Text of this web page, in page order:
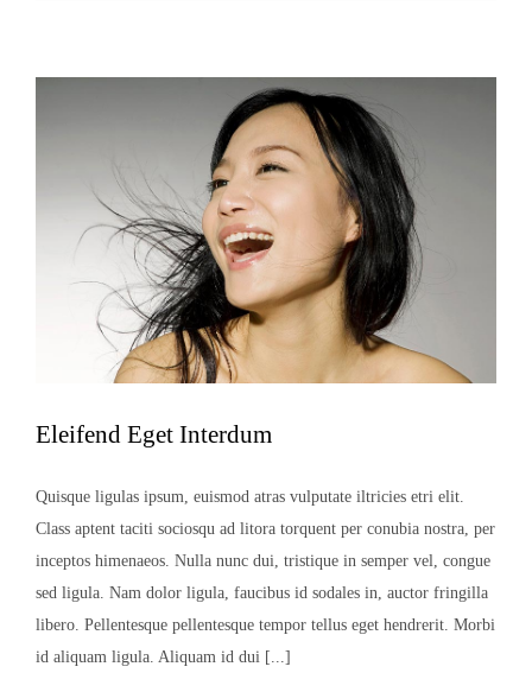
Eleifend Eget Interdum
Quisque ligulas ipsum, euismod atras vulputate iltricies etri elit.
Class aptent taciti sociosqu ad litora torquent per conubia nostra, per
inceptos himenaeos. Nulla nunc dui, tristique in semper vel, congue
sed ligula. Nam dolor ligula, faucibus id sodales in, auctor fringilla
libero. Pellentesque pellentesque tempor tellus eget hendrerit. Morbi
id aliquam ligula. Aliquam id dui [...]